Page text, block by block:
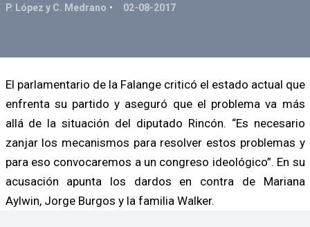
P. López y C. Medrano 02-08-2017
El parlamentario de la Falange criticó el estado actual que
enfrenta su partido y aseguró que el problema va más
allá de la situación del diputado Rincón. “Es necesario
zanjar los mecanismos para resolver estos problemas y
para eso convocaremos a un congreso ideológico”. En su
acusación apunta los dardos en contra de Mariana
Aylwin, Jorge Burgos y la familia Walker.